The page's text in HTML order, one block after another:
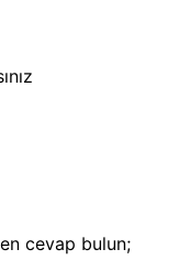
cevap bulun;